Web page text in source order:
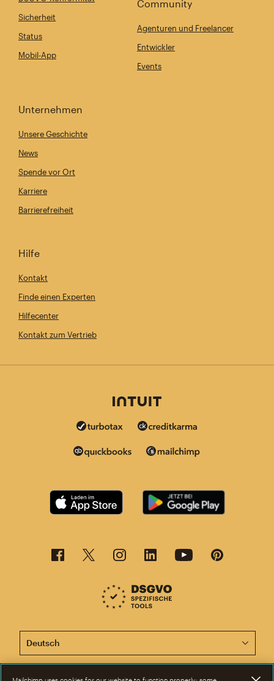
Sicherheit
Status
Mobil-App
Community
Agenturen und Freelancer
Entwickler
Events
Unternehmen
Unsere Geschichte
News
Spende vor Ort
Karriere
Barrierefreiheit
Hilfe
Kontakt
Finde einen Experten
Hilfecenter
Kontakt zum Vertrieb
Diese Seite ist jetzt auch in anderen Sprachen